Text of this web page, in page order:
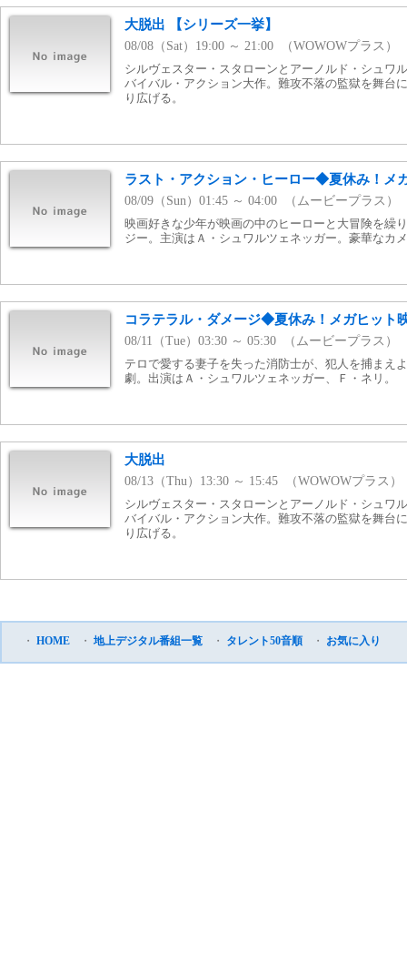
大脱出 【シリーズ一挙】
08/08（Sat）19:00 ～ 21:00 （WOWOWプラス）
シルヴェスター・スタローンとアーノルド・シュワ
バイバル・アクション大作。難攻不落の監獄を舞台
り広げる。
ラスト・アクション・ヒーロー◆夏休み！メ
08/09（Sun）01:45 ～ 04:00 （ムービープラス）
映画好きな少年が映画の中のヒーローと大冒険を繰
ジー。主演はＡ・シュワルツェネッガー。豪華なカ
コラテラル・ダメージ◆夏休み！メガヒット
08/11（Tue）03:30 ～ 05:30 （ムービープラス）
テロで愛する妻子を失った消防士が、犯人を捕まえ
劇。出演はＡ・シュワルツェネッガー、Ｆ・ネリ。
大脱出
08/13（Thu）13:30 ～ 15:45 （WOWOWプラス）
シルヴェスター・スタローンとアーノルド・シュワ
バイバル・アクション大作。難攻不落の監獄を舞台
り広げる。
・ HOME ・ 地上デジタル番組一覧 ・ タレント50音順 ・ お気に入り